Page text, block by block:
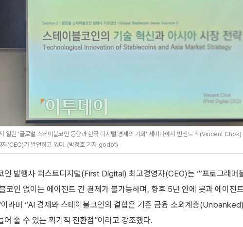
열린 '글로벌 스테이블코인 동향과 한국 디지털 경제의 기회' 세미나에서 빈센트 척(Vincent Chok)
(CEO)가 발언하고 있다. (박정호 기자 godot)
발행사 퍼스트디지털(First Digital) 최고경영자(CEO)는 “‘프로그래머
인 없이는 에이전트 간 결제가 불가능하며, 향후 5년 안에 봇과 에이전
라며 “AI 경제와 스테이블코인의 결합은 기존 금융 소외계층
줄 수 있는 획기적 전환점”이라고 강조했다.